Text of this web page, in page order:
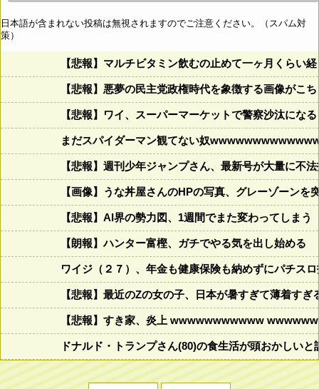
日本語が含まれない投稿は無視されますのでご注意ください。（スパム対
策）
【悲報】マルチビタミン飲むの止めて一ヶ月くらい
【悲報】悪夢の民主党政権時代を象徴する画像がこ
【悲報】ワイ、スーパーマーケットで警察沙汰にな
まだスパイダーマン観てない奴
【悲報】週刊少年ジャンプさん、最新号が大量に不
【画像】うな丼屋さんのHPの写真、グレーゾーンを
【悲報】AI界の勢力図、1週間でまた変わってしまう
【朗報】ハンター富樫、ガチでやる気を出し始める
ワイジ（２７）、年金も健康保険も納めずにパチス
【悲報】最近のZの女の子、日本が暑すぎて薄着すぎ
【悲報】すき家、炎上 wwwwwwwwwww
ドナルド・トランプさん(80)の食生活が頭おかしい